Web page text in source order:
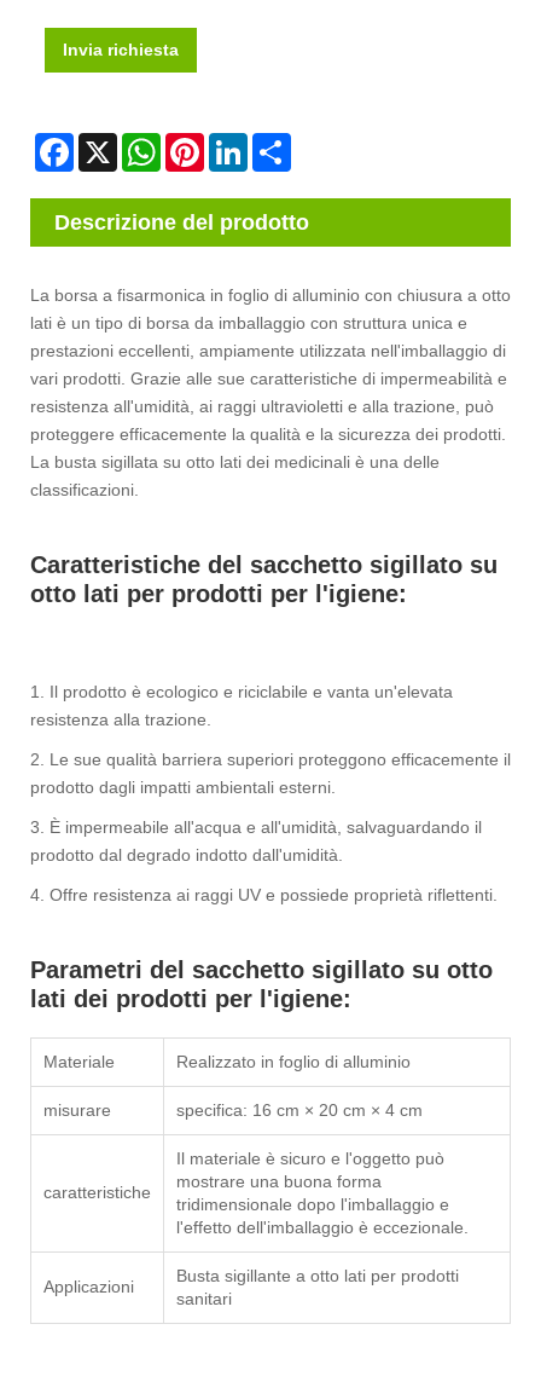
Invia richiesta
Facebook
X WhatsAppPinterestLinkedIn
Descrizione del prodotto
La borsa a fisarmonica in foglio di alluminio con chiusura a otto
lati è un tipo di borsa da imballaggio con struttura unica e
prestazioni eccellenti, ampiamente utilizzata nell'imballaggio di
vari prodotti. Grazie alle sue caratteristiche di impermeabilità e
resistenza all'umidità, ai raggi ultravioletti e alla trazione, può
proteggere efficacemente la qualità e la sicurezza dei prodotti.
La busta sigillata su otto lati dei medicinali è una delle
classificazioni.
Caratteristiche del sacchetto sigillato su
otto lati per prodotti per l'igiene:
1. Il prodotto è ecologico e riciclabile e vanta un'elevata
resistenza alla trazione.
2. Le sue qualità barriera superiori proteggono efficacemente il
prodotto dagli impatti ambientali esterni.
3. È impermeabile all'acqua e all'umidità, salvaguardando il
prodotto dal degrado indotto dall'umidità.
4. Offre resistenza ai raggi UV e possiede proprietà riflettenti.
Parametri del sacchetto sigillato su otto
lati dei prodotti per l'igiene:
Materiale Realizzato in foglio di alluminio
misurare specifica: 16 cm × 20 cm × 4 cm
caratteristiche
Il materiale è sicuro e l'oggetto può
mostrare una buona forma
tridimensionale dopo l'imballaggio e
l'effetto dell'imballaggio è eccezionale.
Applicazioni
Busta sigillante a otto lati per prodotti
sanitari